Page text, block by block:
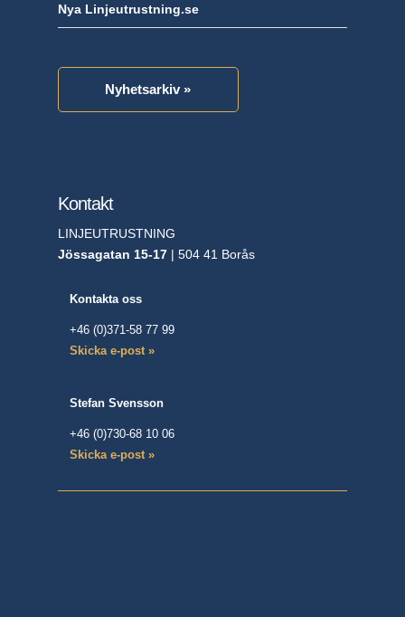
Nya Linjeutrustning.se
Nyhetsarkiv »
Kontakt
LINJEUTRUSTNING
Jössagatan 15-17| 504 41 Borås
Kontakta oss
+46 (0)371-58 77 99
Skicka e-post »
Stefan Svensson
+46 (0)730-68 10 06
Skicka e-post »